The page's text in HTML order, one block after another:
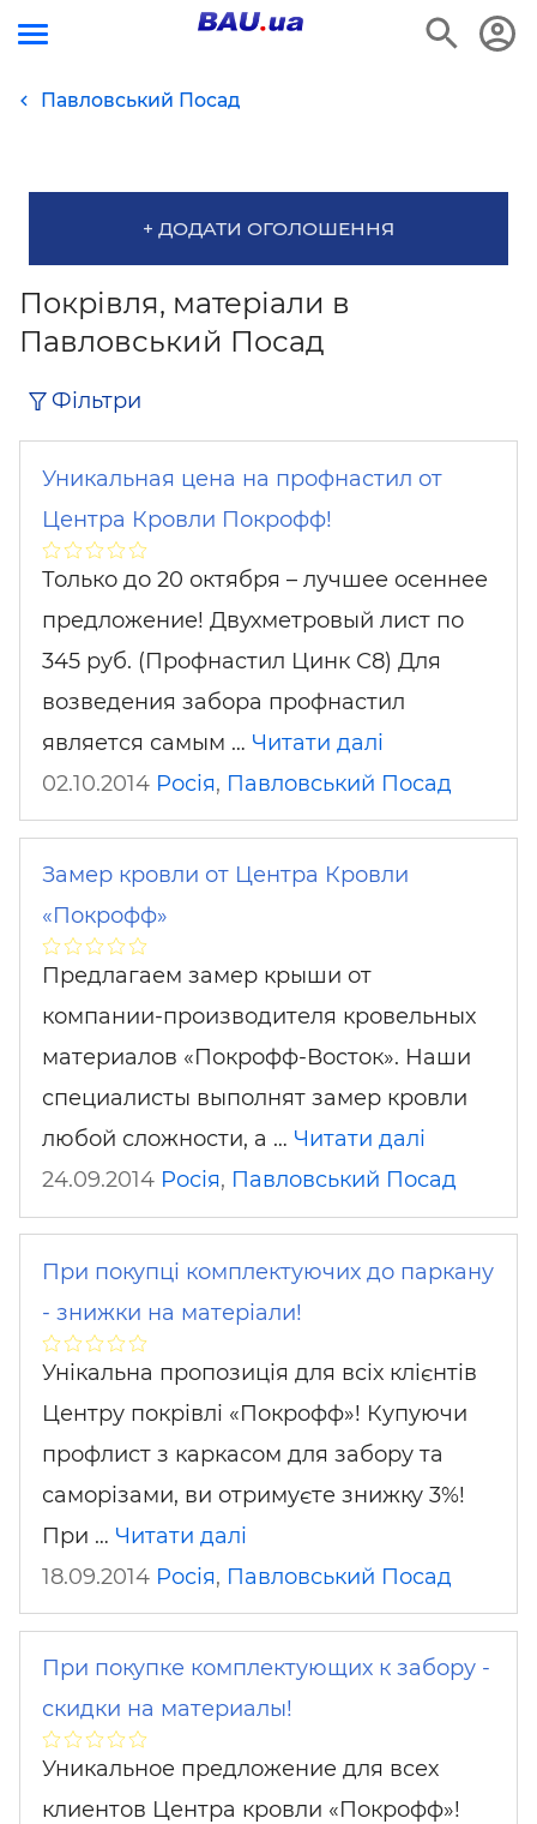
Павловський Посад
+ ДОДАТИ ОГОЛОШЕННЯ
Покрівля, матеріали в
Павловський Посад
Фільтри
Уникальная цена на профнастил от
Центра Кровли Покрофф!
Только до 20 октября – лучшее осеннее
предложение! Двухметровый лист по
345 руб. (Профнастил Цинк С8) Для
возведения забора профнастил
является самым … Читати далі
02.10.2014 Росія, Павловський Посад
Замер кровли от Центра Кровли
«Покрофф»
Предлагаем замер крыши от
компании-производителя кровельных
материалов «Покрофф-Восток». Наши
специалисты выполнят замер кровли
любой сложности, а … Читати далі
24.09.2014 Росія, Павловський Посад
При покупці комплектуючих до паркану
- знижки на матеріали!
Унікальна пропозиція для всіх клієнтів
Центру покрівлі «Покрофф»! Купуючи
профлист з каркасом для забору та
саморізами, ви отримуєте знижку 3%!
При … Читати далі
18.09.2014 Росія, Павловський Посад
При покупке комплектующих к забору -
скидки на материалы!
Уникальное предложение для всех
клиентов Центра кровли «Покрофф»!